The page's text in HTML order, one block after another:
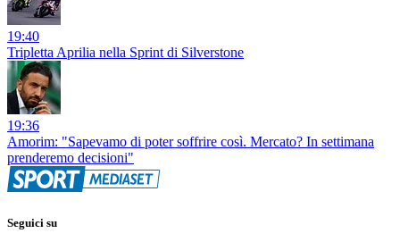
19:40
Tripletta Aprilia nella Sprint di Silverstone
19:36
Amorim: "Sapevamo di poter soffrire così. Mercato? In settimana
prenderemo decisioni"
Seguici su